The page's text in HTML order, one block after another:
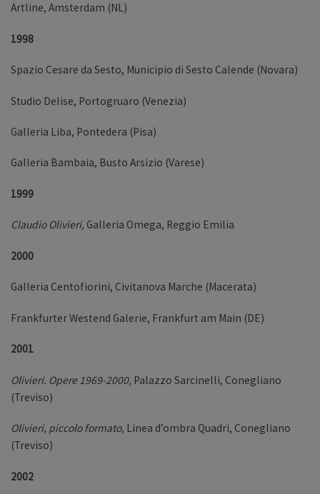
Artline, Amsterdam (NL)
1998
Spazio Cesare da Sesto, Municipio di Sesto Calende (Novara)
Studio Delise, Portogruaro (Venezia)
Galleria Liba, Pontedera (Pisa)
Galleria Bambaia, Busto Arsizio (Varese)
1999
Claudio Olivieri, Galleria Omega, Reggio Emilia
2000
Galleria Centofiorini, Civitanova Marche (Macerata)
Frankfurter Westend Galerie, Frankfurt am Main (DE)
2001
Olivieri. Opere 1969-2000, Palazzo Sarcinelli, Conegliano
(Treviso)
Olivieri, piccolo formato, Linea d’ombra Quadri, Conegliano
(Treviso)
2002